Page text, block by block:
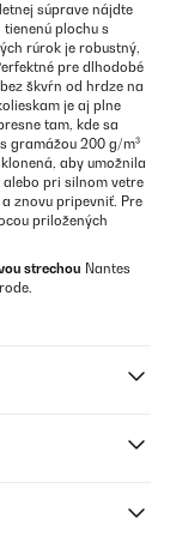
súprave nájdte
plochu s
rúrok je robustný,
pre dlhodobé
škvŕn od hrdze na
je aj plne
tam, kde sa
gramážou 200 g/m³
aby umožnila
alebo pri silnom vetre
znovu pripevniť. Pre
priložených
strechou Nantes